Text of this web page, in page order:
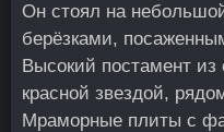
Он стоял на
берёзками,
Высокий постамент из
красной звездой,
Мраморные плиты с